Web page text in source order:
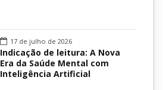
17 de julho de 2026
Indicação de leitura: A Nova
Era da Saúde Mental com
Inteligência Artificial